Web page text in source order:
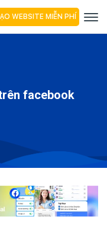
WEBSITE MIỄN PHÍ
facebook